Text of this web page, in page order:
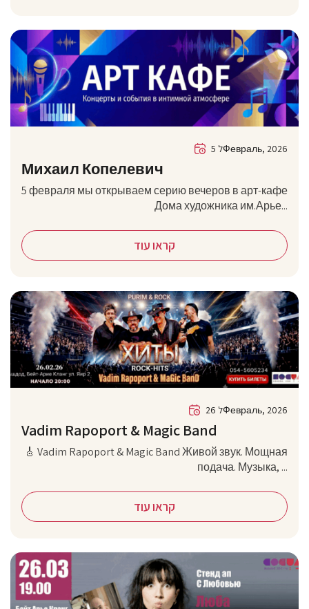
5 לФевраль, 2026
Михаил Копелевич
5 февраля мы открываем серию вечеров в арт-кафе
Дома художника им.Арье...
קראו עוד
26 לФевраль, 2026
Vadim Rapoport & Magic Band
🎸 Vadim Rapoport & Magic Band Живой звук. Мощная
подача. Музыка, ...
קראו עוד